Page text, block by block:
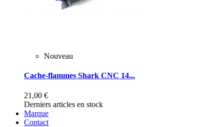
Nouveau
Cache-flammes Shark CNC 14...
21,00 €
Derniers articles en stock
Marque
Contact